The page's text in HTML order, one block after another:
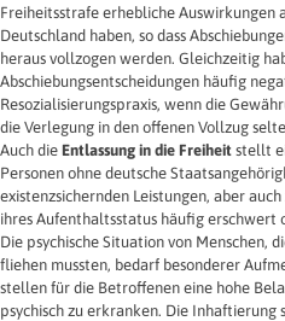
Freiheitsstrafe erhebliche Auswirkungen
Deutschland haben, so dass
heraus vollzogen werden. Gleichzeitig
Abschiebungsentscheidungen häufig
Resozialisierungspraxis, wenn die
die Verlegung in den offenen Vollzug
Auch die Entlassung in die Freiheit stellt
Personen ohne deutsche
existenzsichernden Leistungen, aber
ihres Aufenthaltsstatus häufig erschwert
Die psychische Situation von Menschen,
fliehen mussten, bedarf besonderer
stellen für die Betroffenen eine hohe
psychisch zu erkranken. Die